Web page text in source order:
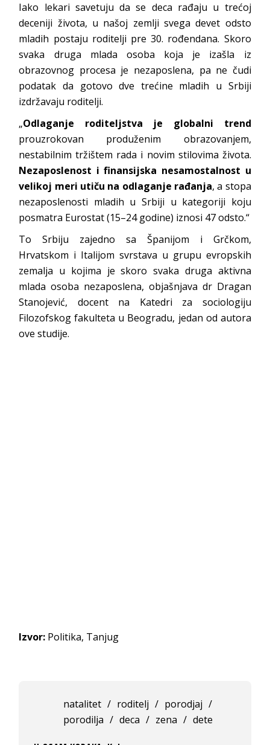
Iako lekari savetuju da se deca rađaju u trećoj
deceniji života, u našoj zemlji svega devet odsto
mladih postaju roditelji pre 30. rođendana. Skoro
svaka druga mlada osoba koja je izašla iz
obrazovnog procesa je nezaposlena, pa ne čudi
podatak da gotovo dve trećine mladih u Srbiji
izdržavaju roditelji.
„Odlaganje roditeljstva je globalni trend
prouzrokovan produženim obrazovanjem,
nestabilnim tržištem rada i novim stilovima života.
Nezaposlenost i finansijska nesamostalnost u
velikoj meri utiču na odlaganje rađanja, a stopa
nezaposlenosti mladih u Srbiji u kategoriji koju
posmatra Eurostat (15–24 godine) iznosi 47 odsto.“
To Srbiju zajedno sa Španijom i Grčkom,
Hrvatskom i Italijom svrstava u grupu evropskih
zemalja u kojima je skoro svaka druga aktivna
mlada osoba nezaposlena, objašnjava dr Dragan
Stanojević, docent na Katedri za sociologiju
Filozofskog fakulteta u Beogradu, jedan od autora
ove studije.
Izvor: Politika, Tanjug
natalitet / roditelj / porodjaj /
porodilja / deca / zena / dete